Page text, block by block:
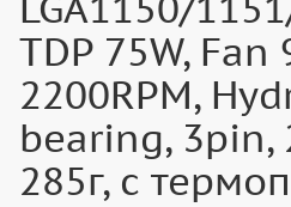
TDP 75W, Fan
2200RPM,
bearing, 3pin,
285г, с